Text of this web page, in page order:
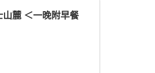
麓 ＜一晚附早餐